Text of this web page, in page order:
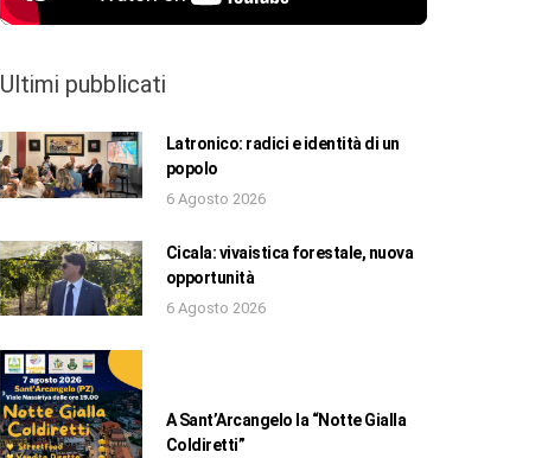
Ultimi pubblicati
Latronico: radici e identità di un
popolo
6 Agosto 2026
Cicala: vivaistica forestale, nuova
opportunità
6 Agosto 2026
A Sant’Arcangelo la “Notte Gialla
Coldiretti”